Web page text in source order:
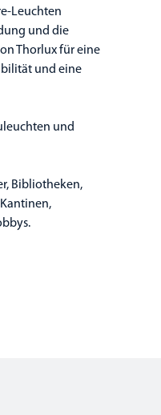
Leuchten
und die
Thorlux für eine
und eine
und
Bibliotheken,